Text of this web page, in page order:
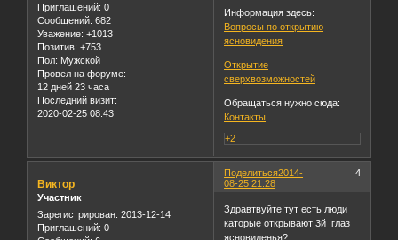
Приглашений: 0
Сообщений: 682
Уважение: +1013
Позитив: +753
Пол: Мужской
Провел на форуме:
12 дней 23 часа
Последний визит:
2020-02-25 08:43
Информация здесь:
Вопросы по открытию
ясновидения
Открытие
сверхвозможностей
Обращаться нужно сюда:
Контакты
+2
Поделиться 4
2014-
08-25 21:28
Виктор
Участник
Зарегистрирован: 2013-12-14
Приглашений: 0
Здравтвуйте!тут есть люди
каторые открывают 3й глаз
ясновиденья?